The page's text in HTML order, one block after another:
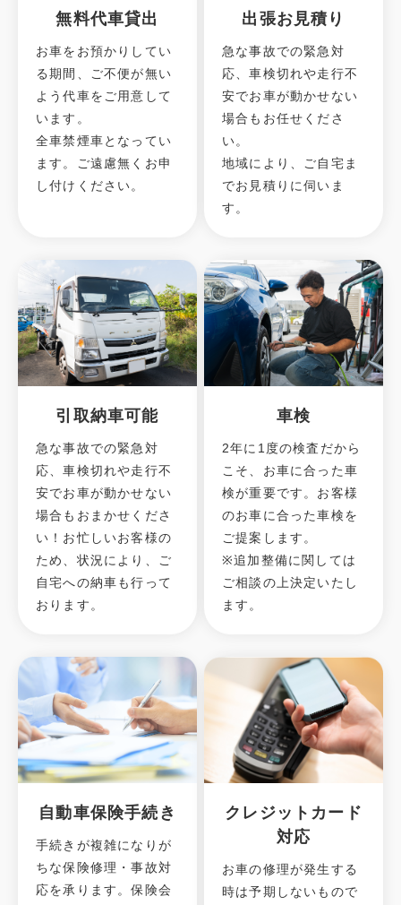
無料代車貸出
お車をお預かりしてい
る期間、ご不便が無い
よう代車をご用意して
います。
全車禁煙車となってい
ます。ご遠慮無くお申
し付けください。
出張お見積り
急な事故での緊急対
応、車検切れや走行不
安でお車が動かせない
場合もお任せくださ
い。
地域により、ご自宅ま
でお見積りに伺いま
す。
引取納車可能
急な事故での緊急対
応、車検切れや走行不
安でお車が動かせない
場合もおまかせくださ
い！お忙しいお客様の
ため、状況により、ご
自宅への納⾞も⾏って
おります。
車検
2年に1度の検査だから
こそ、お車に合った車
検が重要です。お客様
のお車に合った車検を
ご提案します。
※追加整備に関しては
ご相談の上決定いたし
ます。
自動車保険手続き
手続きが複雑になりが
ちな保険修理・事故対
応を承ります。保険会
クレジットカード
対応
お車の修理が発生する
時は予期しないもので